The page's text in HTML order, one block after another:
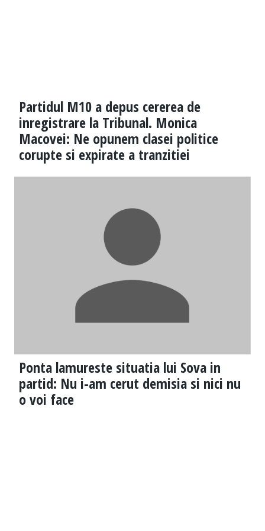
Partidul M10 a depus cererea de
inregistrare la Tribunal. Monica
Macovei: Ne opunem clasei politice
corupte si expirate a tranzitiei
Ponta lamureste situatia lui Sova in
partid: Nu i-am cerut demisia si nici nu
o voi face